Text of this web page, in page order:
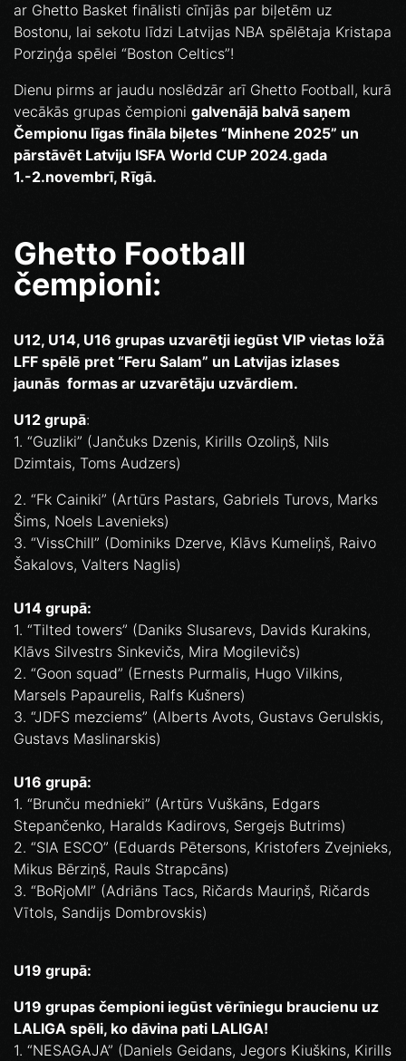
ar Ghetto Basket finālisti cīnījās par biļetēm uz
Bostonu, lai sekotu līdzi Latvijas NBA spēlētaja Kristapa
Porziņģa spēlei “Boston Celtics”!
Dienu pirms ar jaudu noslēdzār arī Ghetto Football, kurā
vecākās grupas čempioni galvenājā balvā saņem
Čempionu līgas fināla biļetes “Minhene 2025” un
pārstāvēt Latviju ISFA World CUP 2024.gada
1.-2.novembrī, Rīgā.
Ghetto Football
čempioni:
U12, U14, U16 grupas uzvarētji iegūst VIP vietas ložā
LFF spēlē pret “Feru Salam” un Latvijas izlases
jaunās formas ar uzvarētāju uzvārdiem.
U12 grupā:
1. “Guzliki” (Jančuks Dzenis, Kirills Ozoliņš, Nils
Dzimtais, Toms Audzers)
2. “Fk Cainiki” (Artūrs Pastars, Gabriels Turovs, Marks
Šims, Noels Lavenieks)
3. “VissChill” (Dominiks Dzerve, Klāvs Kumeliņš, Raivo
Šakalovs, Valters Naglis)
U14 grupā:
1. “Tilted towers” (Daniks Slusarevs, Davids Kurakins,
Klāvs Silvestrs Sinkevičs, Mira Mogilevičs)
2. “Goon squad” (Ernests Purmalis, Hugo Vilkins,
Marsels Papaurelis, Ralfs Kušners)
3. “JDFS mezciems” (Alberts Avots, Gustavs Gerulskis,
Gustavs Maslinarskis)
U16 grupā:
1. “Brunču mednieki” (Artūrs Vuškāns, Edgars
Stepančenko, Haralds Kadirovs, Sergejs Butrims)
2. “SIA ESCO” (Eduards Pētersons, Kristofers Zvejnieks,
Mikus Bērziņš, Rauls Strapcāns)
3. “BoRjoMI” (Adriāns Tacs, Ričards Mauriņš, Ričards
Vītols, Sandijs Dombrovskis)
U19 grupā:
U19 grupas čempioni iegūst vērīniegu braucienu uz
LALIGA spēli, ko dāvina pati LALIGA!
1. “NESAGAJA” (Daniels Geidans, Jegors Kiuškins, Kirills